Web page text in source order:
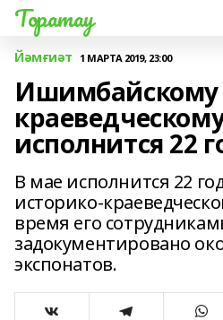
Торатау
Йәмғиәт 1 МАРТА 2019, 23:00
Ишимбайскому
исполнится 22
В мае исполнится 22
историко-
время его
задокументировано
экспонатов.